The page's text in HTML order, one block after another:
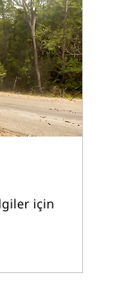
için